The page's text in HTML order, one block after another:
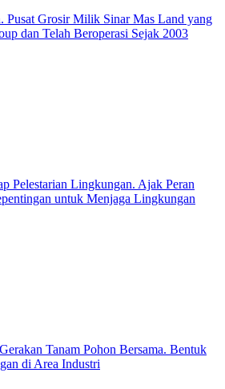
Pusat Grosir Milik Sinar Mas Land yang
dan Telah Beroperasi Sejak 2003
Pelestarian Lingkungan. Ajak Peran
untuk Menjaga Lingkungan
Tanam Pohon Bersama. Bentuk
di Area Industri